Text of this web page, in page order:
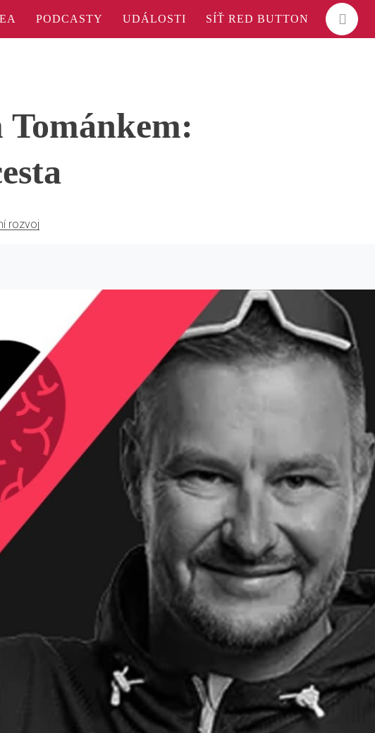
PODCASTY UDÁLOSTI SÍŤ RED BUTTON
rozvoj